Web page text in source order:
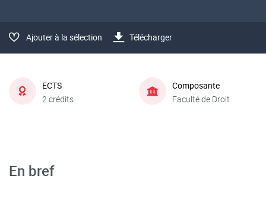
Ajouter à la sélection Télécharger
ECTS
2 crédits
Composante
Faculté de Droit
En bref